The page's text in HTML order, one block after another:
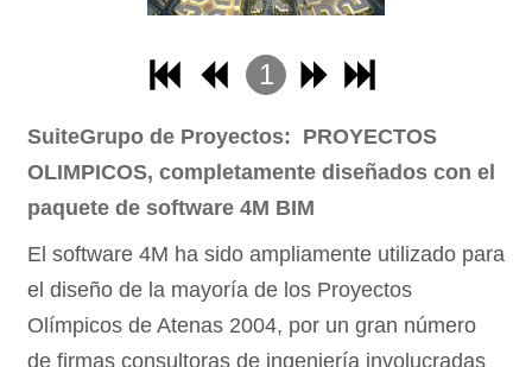
1
3
4
SuiteGrupo de Proyectos: PROYECTOS
OLIMPICOS, completamente diseñados con el
paquete de software 4M BIM
El software 4M ha sido ampliamente utilizado para
el diseño de la mayoría de los Proyectos
Olímpicos de Atenas 2004, por un gran número
de firmas consultoras de ingeniería involucradas